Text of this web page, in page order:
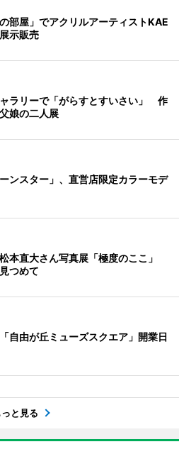
部屋」でアクリルアーティストKAE
示販売
ラリーで「がらすとすいさい」 作
娘の二人展
ンスター」、直営店限定カラーモデ
本直大さん写真展「極度のここ」
つめて
自由が丘ミューズスクエア」開業日
っと見る